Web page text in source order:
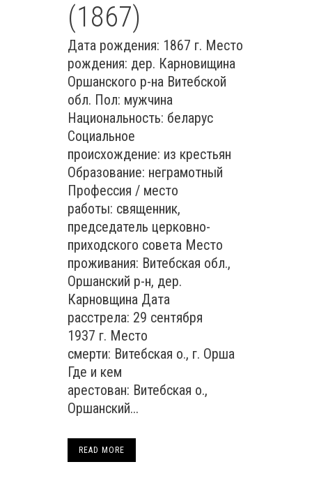
(1867)
Дата рождения: 1867 г. Место
рождения: дер. Карновищина
Оршанского р-на Витебской
обл. Пол: мужчина
Национальность: беларус
Социальное
происхождение: из крестьян
Образование: неграмотный
Профессия / место
работы: священник,
председатель церковно-
приходского совета Место
проживания: Витебская обл.,
Оршанский р-н, дер.
Карновщина Дата
расстрела: 29 сентября
1937 г. Место
смерти: Витебская о., г. Орша
Где и кем
арестован: Витебская о.,
Оршанский...
READ MORE